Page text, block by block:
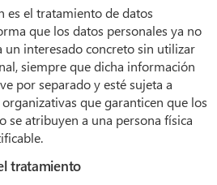
es el tratamiento de datos
que los datos personales ya no
un interesado concreto sin utilizar
siempre que dicha información
por separado y esté sujeta a
que garanticen que los
se atribuyen a una persona física
tratamiento